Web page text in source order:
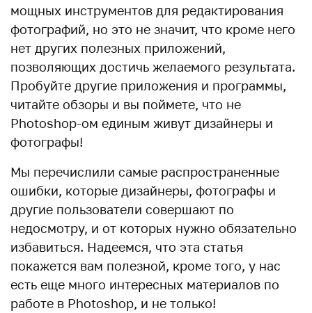
мощных инструментов для редактирования
фотографий, но это не значит, что кроме него
нет других полезных приложений,
позволяющих достичь желаемого результата.
Пробуйте другие приложения и программы,
читайте обзоры и вы поймете, что не
Photoshop-ом единым живут дизайнеры и
фотографы!
Мы перечислили самые распространенные
ошибки, которые дизайнеры, фотографы и
другие пользователи совершают по
недосмотру, и от которых нужно обязательно
избавиться. Надеемся, что эта статья
покажется вам полезной, кроме того, у нас
есть еще много интересных материалов по
работе в Photoshop, и не только!